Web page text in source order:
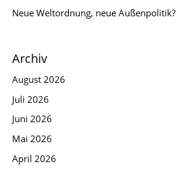
Neue Weltordnung, neue Außenpolitik?
Archiv
August 2026
Juli 2026
Juni 2026
Mai 2026
April 2026